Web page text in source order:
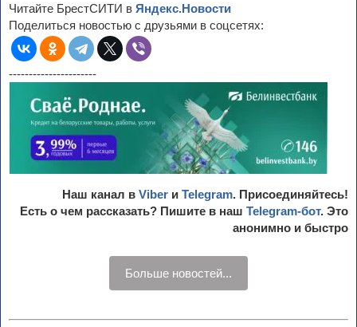
Читайте БрестСИТИ в Яндекс.Новости
Поделиться новостью с друзьями в соцсетях:
----------------------
Наш канал в Viber и Telegram. Присоединяйтесь!
Есть о чем рассказать? Пишите в наш Telegram-бот. Это
анонимно и быстро
Больше новостей...